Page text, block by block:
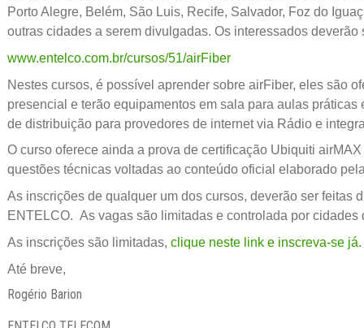
Porto Alegre, Belém, São Luis, Recife, Salvador, Foz do
outras cidades a serem divulgadas. Os interessados deverão
www.entelco.com.br/cursos/51/airFiber
Nestes cursos, é possível aprender sobre airFiber, eles são
presencial e terão equipamentos em sala para aulas
de distribuição para provedores de internet via Rádio e
O curso oferece ainda a prova de certificação Ubiquiti
questões técnicas voltadas ao conteúdo oficial elaborado
As inscrições de qualquer um dos cursos, deverão ser feitas
ENTELCO. As vagas são limitadas e controlada por cidades
As inscrições são limitadas,clique neste link e inscreva-se já.
Até breve,
Rogério Barion